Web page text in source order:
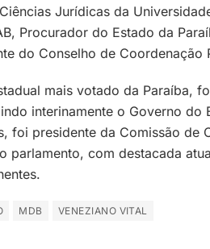
Jurídicas da
Procurador do Estado da
do Conselho de Coordenação
mais votado da Paraíba,
interinamente o Governo do
foi presidente da Comissão de
parlamento, com destacada
MDB VENEZIANO VITAL